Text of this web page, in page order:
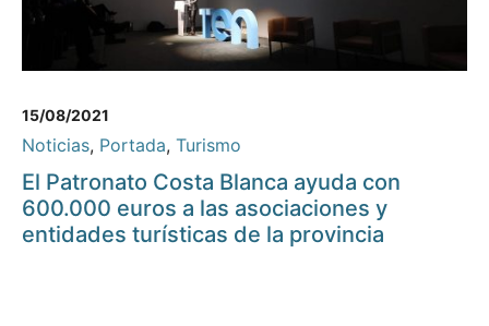
15/08/2021
Noticias, Portada, Turismo
El Patronato Costa Blanca ayuda con
600.000 euros a las asociaciones y
entidades turísticas de la provincia